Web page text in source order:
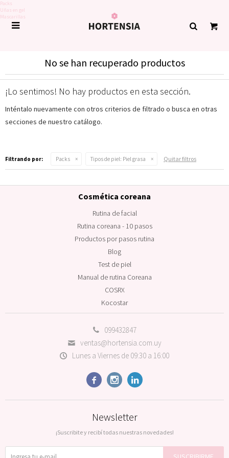

No se han recuperado productos
¡Lo sentimos! No hay productos en esta sección.
Inténtalo nuevamente con otros criterios de filtrado o busca en otras
secciones de nuestro catálogo.
Filtrando por: Packs Tipos de piel: Piel grasa Quitar filtros
Packs
Uñas en gel
Mascarillas
099432847
ventas@hortensia.com.uy
Lunes a Viernes de 09:30 a 16:00
  
Cosmética coreana
Rutina de facial
Rutina coreana - 10 pasos
Productos por pasos rutina
Blog
Test de piel
Manual de rutina Coreana
COSRX
Kocostar
Newsletter
¡Suscribite y recibí todas nuestras novedades!